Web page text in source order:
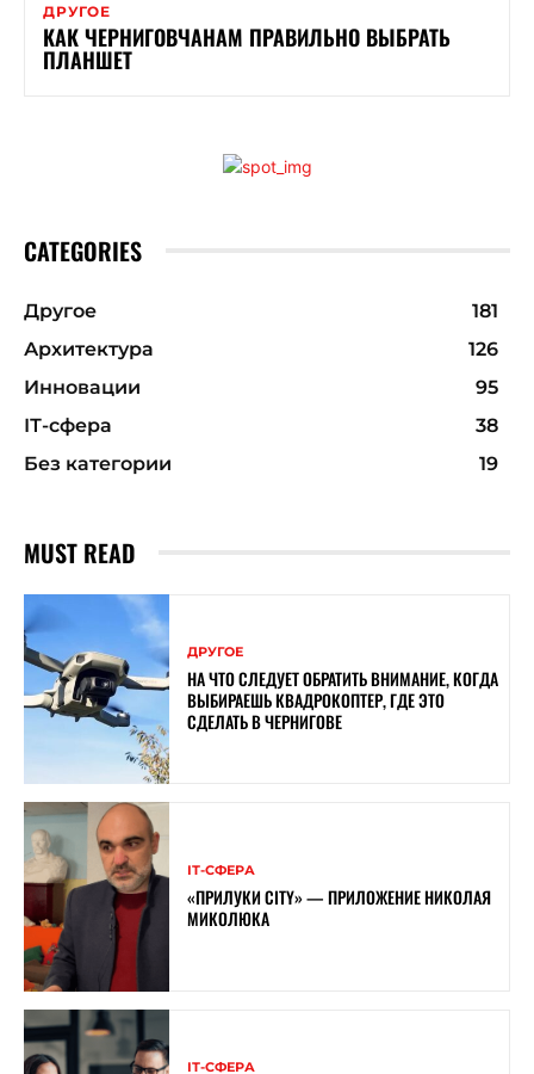
ДРУГОЕ
КАК ЧЕРНИГОВЧАНАМ ПРАВИЛЬНО ВЫБРАТЬ
ПЛАНШЕТ
CATEGORIES
Другое
181
Архитектура
126
Инновации
95
ІТ-сфера
38
Без категории
19
MUST READ
ДРУГОЕ
НА ЧТО СЛЕДУЕТ ОБРАТИТЬ ВНИМАНИЕ, КОГДА
ВЫБИРАЕШЬ КВАДРОКОПТЕР, ГДЕ ЭТО
СДЕЛАТЬ В ЧЕРНИГОВЕ
ІТ-СФЕРА
«ПРИЛУКИ CITY» — ПРИЛОЖЕНИЕ НИКОЛАЯ
МИКОЛЮКА
ІТ-СФЕРА